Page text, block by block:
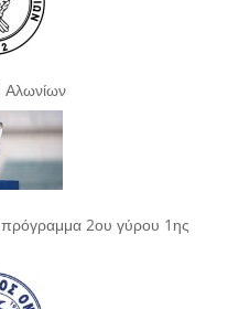
Αλωνίων
2ου γύρου 1ης